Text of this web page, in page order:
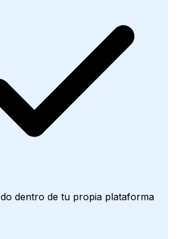
dentro de tu propia plataforma